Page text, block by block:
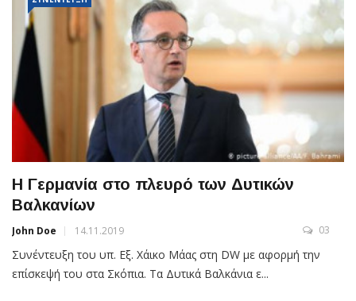
Η Γερμανία στο πλευρό των Δυτικών
Βαλκανίων
John Doe 14.11.2019 03
Συνέντευξη του υπ. Εξ. Χάικο Μάας στη DW με αφορμή την
επίσκεψή του στα Σκόπια. Τα Δυτικά Βαλκάνια ε...